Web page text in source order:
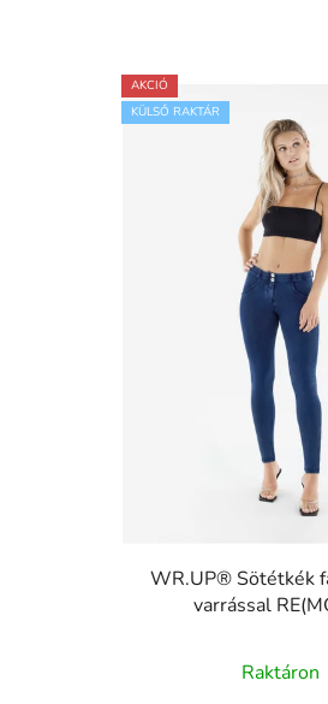
AKCIÓ
KÜLSŐ RAKTÁR
WR.UP® Sötétkék
varrással
Raktáron